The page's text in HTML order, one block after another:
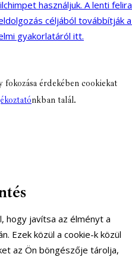
használjuk. A lenti
céljából továbbítják
gyakorlatáról itt.
érdekében cookiekat
nkban talál.
hogy javítsa az élményt a
Ezek közül a cookie-k közül
az Ön böngészője tárolja,